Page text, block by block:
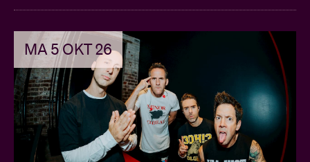
MA 5 OKT 26